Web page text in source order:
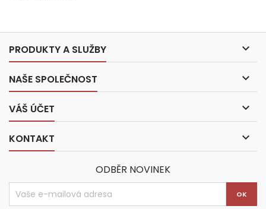
PRODUKTY A SLUŽBY 
NAŠE SPOLEČNOST 
VÁŠ ÚČET 
KONTAKT 
ODBĚR NOVINEK